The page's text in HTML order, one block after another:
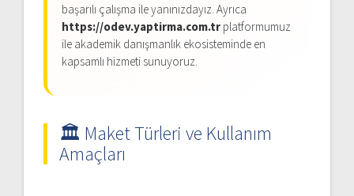
başarılı çalışma ile yanınızdayız. Ayrıca
https://odev.yaptirma.com.tr platformumuz
ile akademik danışmanlık ekosisteminde en
kapsamlı hizmeti sunuyoruz.
🏛️ Maket Türleri ve Kullanım
Amaçları